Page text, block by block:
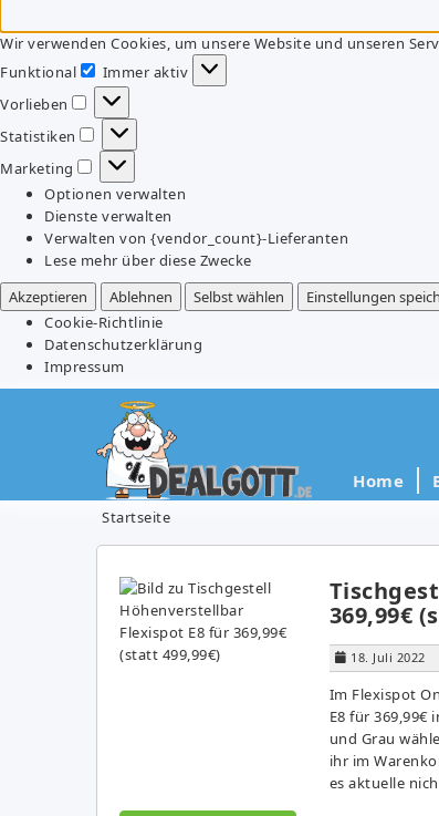
Wir verwenden Cookies, um unsere Website und unseren
Funktional
Funktional
Immer aktiv
Vorlieben
Vorlieben
Statistiken
Statistiken
Marketing
Marketing
Optionen verwalten
Dienste verwalten
Verwalten von {vendor_count}-Lieferanten
Lese mehr über diese Zwecke
Akzeptieren
Ablehnen Selbst wählen Einstellungen
Cookie-Richtlinie
Datenschutzerklärung
Impressum
Home
Startseite
369,99€
18. Juli 2022
Im Flexispot
E8 für 369,99€
und Grau
ihr im
es aktuelle